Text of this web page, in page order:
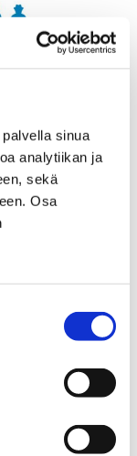
sinua
analytiikan ja
sekä
Osa